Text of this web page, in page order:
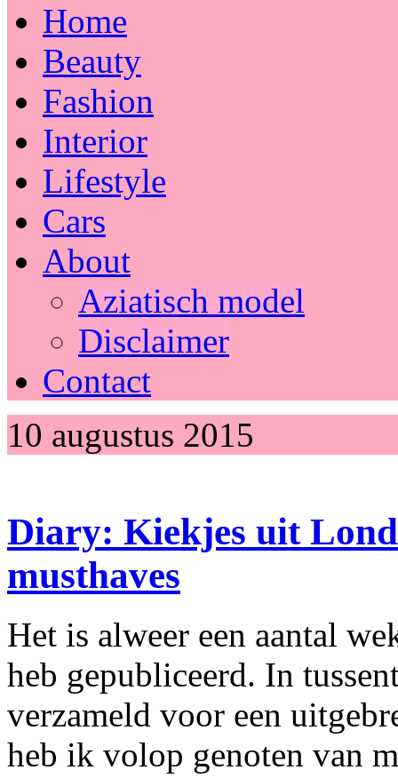
Home
Beauty
Fashion
Interior
Lifestyle
Cars
About
Aziatisch model
Disclaimer
Contact
10 augustus 2015
Diary: Kiekjes uit
musthaves
Het is alweer een aantal
heb gepubliceerd. In
verzameld voor een
heb ik volop genoten van